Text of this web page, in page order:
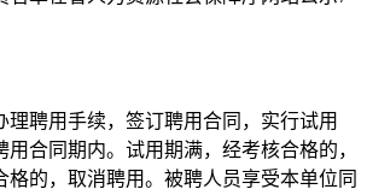
理聘用手续，签订聘用合同，实行试用
合同期内。试用期满，经考核合格的，
格的，取消聘用。被聘人员享受本单位同